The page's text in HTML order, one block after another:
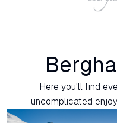
Here you'll find
uncomplicated